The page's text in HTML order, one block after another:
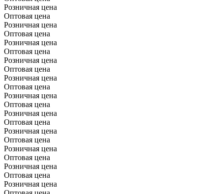
Розничная цена
Оптовая цена
Розничная цена
Оптовая цена
Розничная цена
Оптовая цена
Розничная цена
Оптовая цена
Розничная цена
Оптовая цена
Розничная цена
Оптовая цена
Розничная цена
Оптовая цена
Розничная цена
Оптовая цена
Розничная цена
Оптовая цена
Розничная цена
Оптовая цена
Розничная цена